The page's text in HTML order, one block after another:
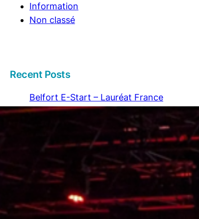
Information
Non classé
Recent Posts
Belfort E-Start – Lauréat France
2030
LES RENCONTRES NATIONALES
DES DÉMONSTRATEURS DE LA
15 July 2024
L’équipe Belfort e-Start présente au
CODEV
11 July 2024